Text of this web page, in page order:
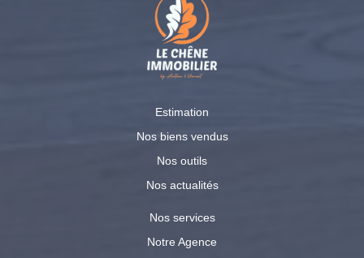
Estimation
Nos biens vendus
Nos outils
Nos actualités
Nos services
Notre Agence